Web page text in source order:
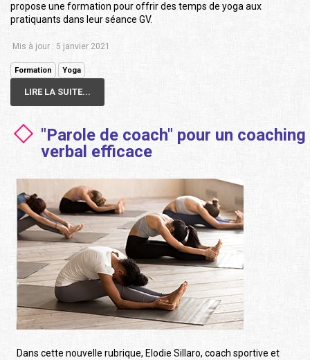
propose une formation pour offrir des temps de yoga aux
pratiquants dans leur séance GV.
Mis à jour : 5 janvier 2021
Formation Yoga
LIRE LA SUITE...
"Parole de coach" pour un coaching
verbal efficace
Dans cette nouvelle rubrique, Elodie Sillaro, coach sportive et